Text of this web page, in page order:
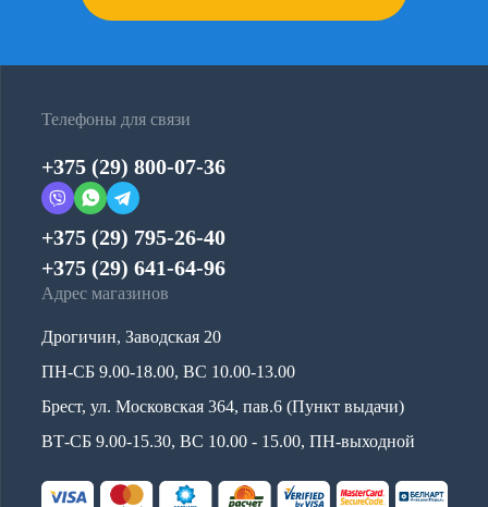
Телефоны для связи
+375 (29) 800-07-36
+375 (29) 795-26-40
+375 (29) 641-64-96
Адрес магазинов
Дрогичин, Заводская 20
ПН-СБ 9.00-18.00, ВС 10.00-13.00
Брест, ул. Московская 364, пав.6 (Пункт выдачи)
ВТ-СБ 9.00-15.30, ВС 10.00 - 15.00, ПН-выходной